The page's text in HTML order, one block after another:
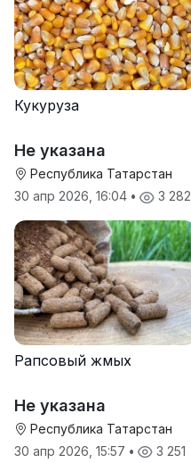
Кукуруза
Не указана
Республика Татарстан
30 апр 2026, 16:04 • 3 282
Рапсовый жмых
Не указана
Республика Татарстан
30 апр 2026, 15:57 • 3 251